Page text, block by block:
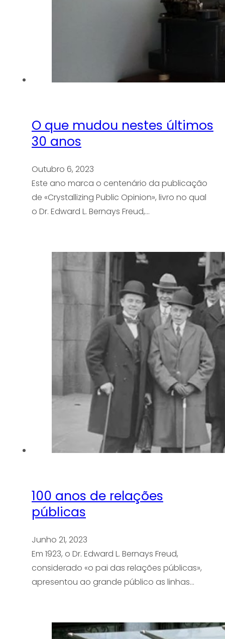
O que mudou nestes últimos
30 anos
Outubro 6, 2023
Este ano marca o centenário da publicação
de «Crystallizing Public Opinion», livro no qual
o Dr. Edward L. Bernays Freud,…
100 anos de relações
públicas
Junho 21, 2023
Em 1923, o Dr. Edward L. Bernays Freud,
considerado «o pai das relações públicas»,
apresentou ao grande público as linhas…